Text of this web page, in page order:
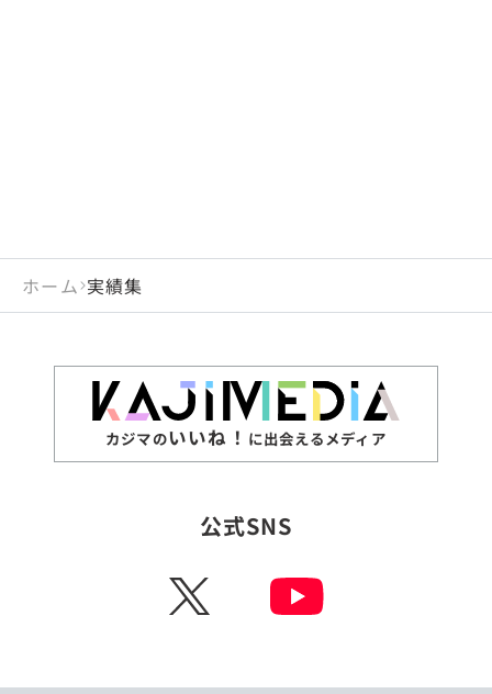
ホーム 実績集
カジマのいいね！ に出会えるメディア
公式SNS
X